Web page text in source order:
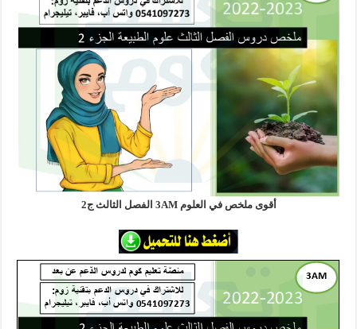
أقوى ملخص في العلوم 3AM الفصل الثالث ج2